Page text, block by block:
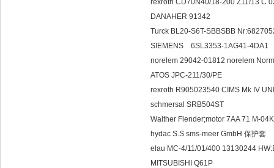
rexroth CD70N40/18-200 Z11/13 C
DANAHER 91342
Turck BL20-S6T-SBBSBB
SIEMENS 6SL3353-1AG41-4DA1
norelem 29042-01812 norelem
ATOS JPC-211/30/PE
rexroth R905023540 CIMS Mk IV
schmersal SRB504ST
Walther Flender;motor 7AA 71 M-
hydac S.S sms-meer GmbH 保护套
elau MC-4/11/01/400 13130244
MITSUBISHI Q61P